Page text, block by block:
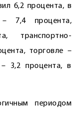
6,2 процента, в
7,4 процента,
транспортно-
торговле –
– 3,2 процента, в
периодом